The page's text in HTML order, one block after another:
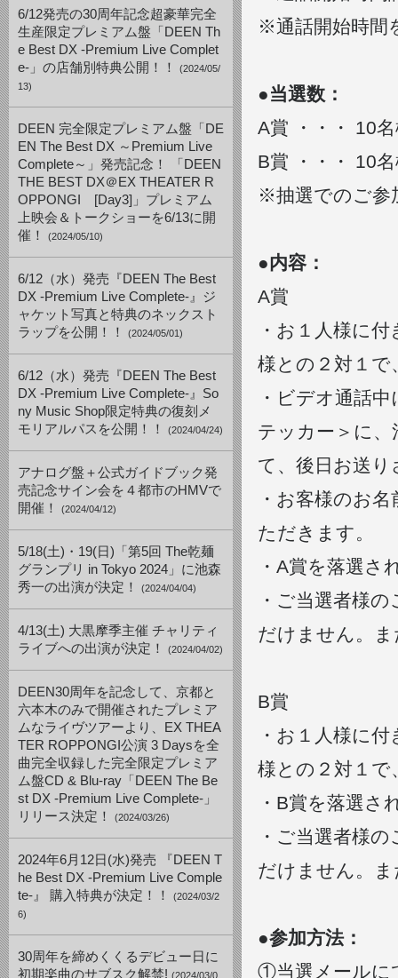
6/12発売の30周年記念超豪華完全
生産限定プレミアム盤「DEEN Th
e Best DX -Premium Live Complet
e-」の店舗別特典公開！！
(2024/05/
13)
DEEN 完全限定プレミアム盤「DE
EN The Best DX ～Premium Live
Complete～」発売記念！ 「DEEN
THE BEST DX＠EX THEATER R
OPPONGI [Day3]」プレミアム
上映会＆トークショーを6/13に開
催！
(2024/05/10)
6/12（水）発売『DEEN The Best
DX -Premium Live Complete-』ジ
ャケット写真と特典のネックスト
ラップを公開！！
(2024/05/01)
6/12（水）発売『DEEN The Best
DX -Premium Live Complete-』So
ny Music Shop限定特典の復刻メ
モリアルパスを公開！！
(2024/04/24)
アナログ盤＋公式ガイドブック発
売記念サイン会を４都市のHMVで
開催！
(2024/04/12)
5/18(土)・19(日)「第5回 The乾麺
グランプリ in Tokyo 2024」に池森
秀一の出演が決定！
(2024/04/04)
4/13(土) 大黒摩季主催 チャリティ
ライブへの出演が決定！
(2024/04/02)
DEEN30周年を記念して、京都と
六本木のみで開催されたプレミア
ムなライヴツアーより、EX THEA
TER ROPPONGI公演 3 Daysを全
曲完全収録した完全限定プレミア
ム盤CD & Blu-ray「DEEN The Be
st DX -Premium Live Complete-」
リリース決定！
(2024/03/26)
2024年6月12日(水)発売 『DEEN T
he Best DX -Premium Live Comple
te-』 購入特典が決定！！
(2024/03/2
6)
30周年を締めくくるデビュー日に
初期楽曲のサブスク解禁! (2024/03/0
※通話開始時間
●当選数：
A賞 ・・・ 10
B賞 ・・・ 10
※抽選でのご参
●内容：
A賞
・お１人様に
様との２対１
・ビデオ通話
テッカー＞に
て、後日お送
・お客様のお
ただきます。
・A賞を落選さ
・ご当選者様
だけません。
B賞
・お１人様に
様との２対１
・B賞を落選さ
・ご当選者様
だけません。
●参加方法：
①当選メールに